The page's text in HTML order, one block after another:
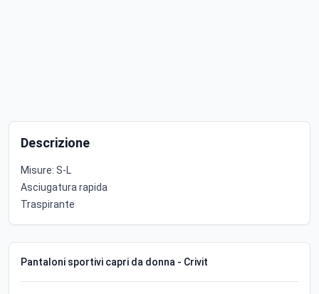
Descrizione
Misure: S-L
Asciugatura rapida
Traspirante
Pantaloni sportivi capri da donna - Crivit